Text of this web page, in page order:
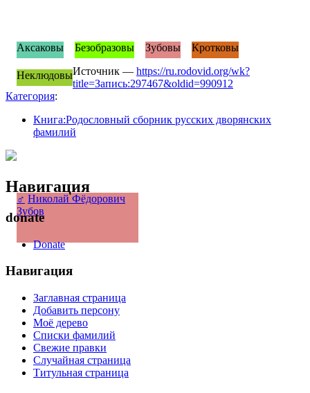
♂ Николай Фёдорович
Зубов
Аксаковы Безобразовы Зубовы Кротковы
НеклюдовыИсточник — https://ru.rodovid.org/wk?
title=Запись:297467&oldid=990912
Категория:
Книга:Родословный сборник русских дворянских
фамилий
Навигация
donate
Donate
Навигация
Заглавная страница
Добавить персону
Моё дерево
Списки фамилий
Свежие правки
Случайная страница
Титульная страница